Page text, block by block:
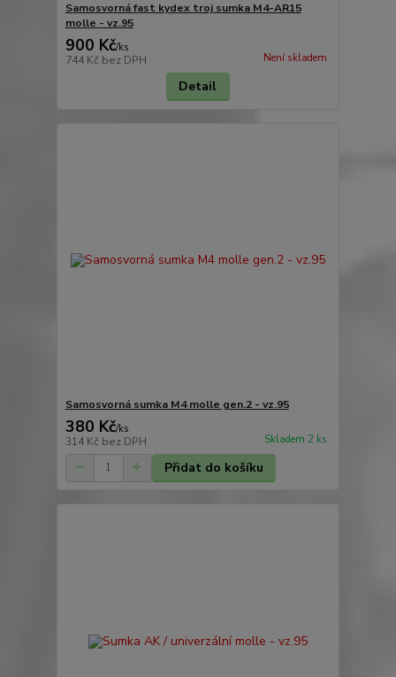
Samosvorná fast kydex troj sumka M4-AR15
molle - vz.95
900 Kč/ks
744 Kč bez DPH Není skladem
Detail
Samosvorná sumka M4 molle gen.2 - vz.95
380 Kč/ks
314 Kč bez DPH Skladem 2 ks
Přidat do košíku